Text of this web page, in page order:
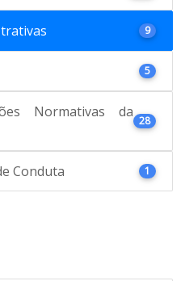
9
5
Normativas da
28
Conduta 1